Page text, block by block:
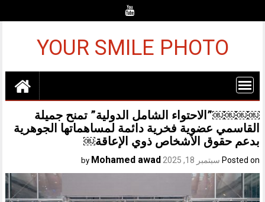
YOUR SMILE PHOTO
￼￼￼￼”الاحتواء الشامل الدولية” تمنح جميلة
القاسمي عضوية فخرية دائمة لمساهماتها الجوهرية
بدعم حقوق الأشخاص ذوي الإعاقة￼
Posted on سبتمبر 18, 2025 Mohamed awad